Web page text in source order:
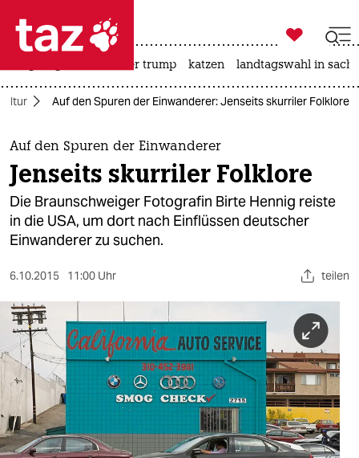
 taz zahl ich
taz zahl ich
themen
politik
öko
sport
berlin
nord
wahrheit

taz zahl ich
usa unter trump katzen landtagswahl in
Auf den Spuren der Einwanderer: Jenseits skurriler Folklore
Auf den Spuren der Einwanderer
Jenseits skurriler Folklore
Die Braunschweiger Fotografin Birte Hennig reiste
in die USA, um dort nach Einflüssen deutscher
Einwanderer zu suchen.
6.10.2015 11:00 Uhr teilen